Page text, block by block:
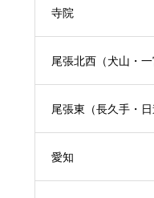
寺院
尾張北西（犬山・
尾張東（長久手・日
愛知